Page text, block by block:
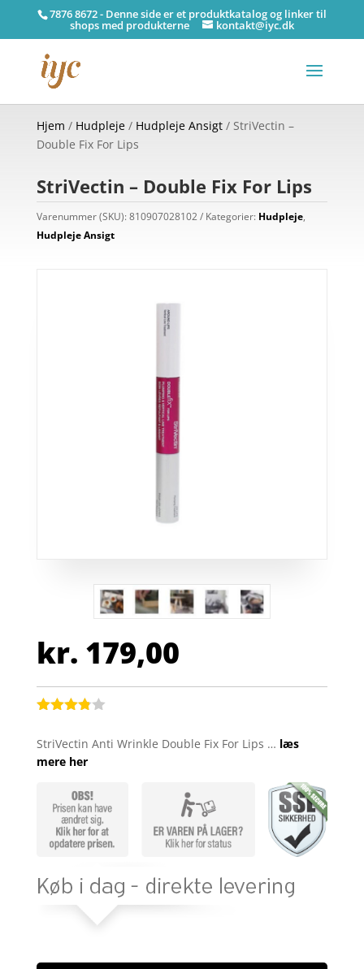
7876 8672 - Denne side er et produktkatalog og linker til
shops med produkterne kontakt@iyc.dk
Hjem / Hudpleje/ Hudpleje Ansigt/ StriVectin –
Double Fix For Lips
StriVectin – Double Fix For Lips
Varenummer (SKU): 810907028102 Kategorier: Hudpleje,
Hudpleje Ansigt
kr. 179,00
ud af 5
baseret
ømmels
StriVectin Anti Wrinkle Double Fix For Lips … læs
mere her